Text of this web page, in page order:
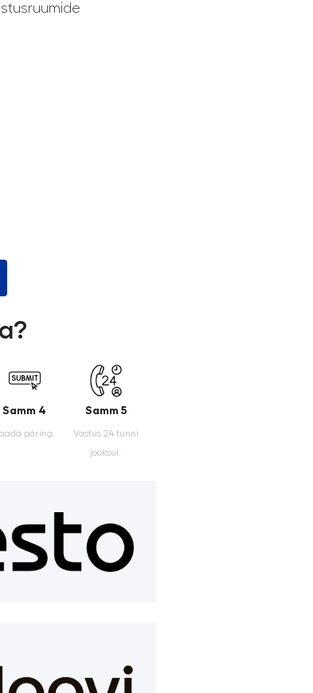
Samm 4
päring.
Samm 5
Vastus 24 tunni
jooksul.